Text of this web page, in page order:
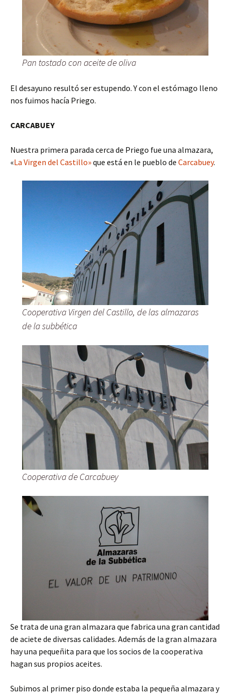
Pan tostado con aceite de oliva
El desayuno resultó ser estupendo. Y con el estómago lleno
nos fuimos hacía Priego.
CARCABUEY
Nuestra primera parada cerca de Priego fue una almazara,
«La Virgen del Castillo»que está en le pueblo de Carcabuey.
Cooperativa Virgen del Castillo, de las almazaras
de la subbética
Cooperativa de Carcabuey
Se trata de una gran almazara que fabrica una gran cantidad
de aciete de diversas calidades. Además de la gran almazara
hay una pequeñita para que los socios de la cooperativa
hagan sus propios aceites.
Subimos al primer piso donde estaba la pequeña almazara y